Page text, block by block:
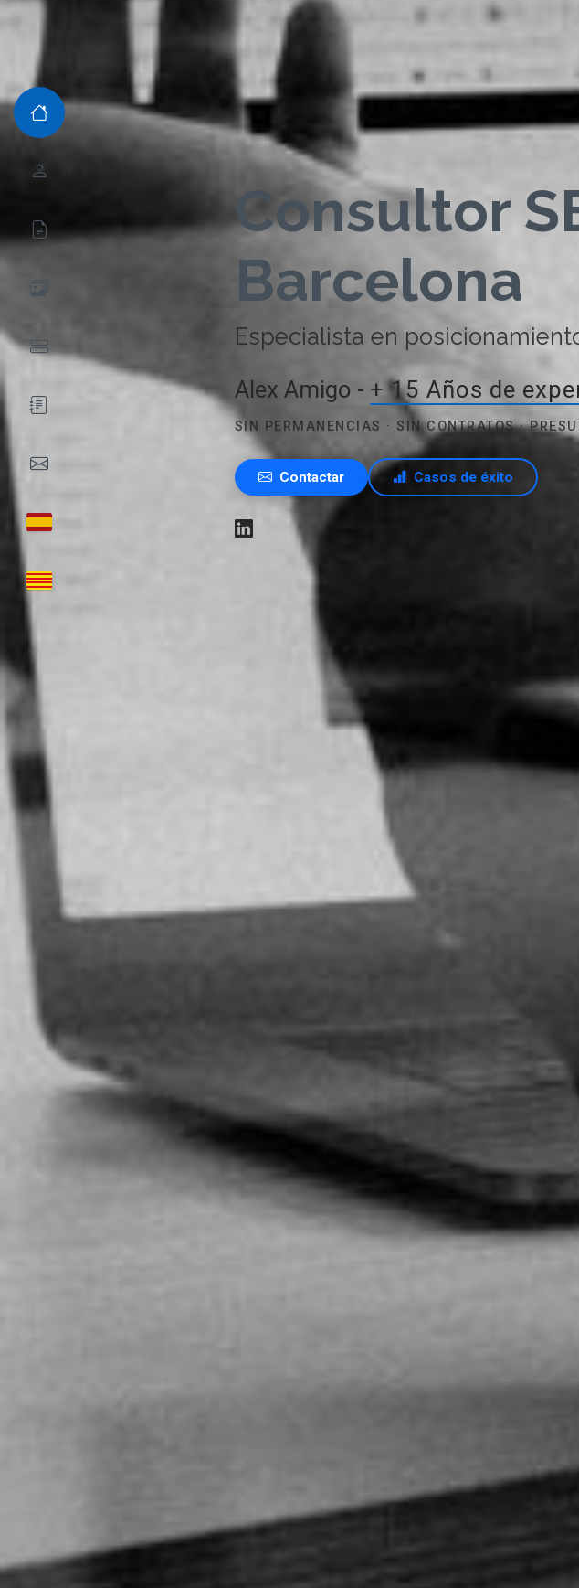
Consultor
Barcelona
Especialista en
Alex Amigo - + 15 Años de
SIN PERMANENCIAS · SIN CONTRATOS ·
Contactar Casos de éxito